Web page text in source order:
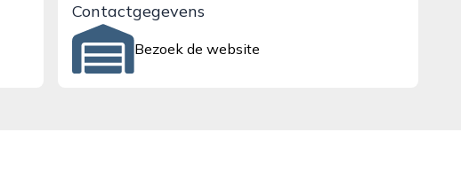
Contactgegevens
Bezoek de website